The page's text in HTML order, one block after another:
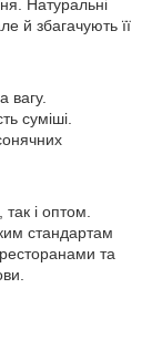
Натуральні
й збагачують її
вагу.
суміші.
і оптом.
стандартам
та